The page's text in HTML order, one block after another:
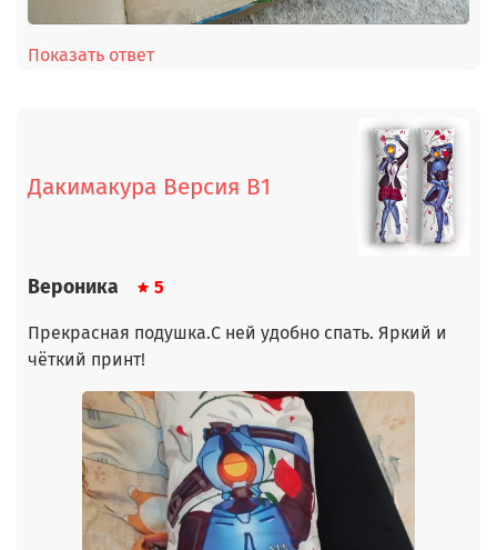
Показать ответ
Дакимакура Версия В1
Вероника 5
Прекрасная подушка.С ней удобно спать. Яркий и
чёткий принт!